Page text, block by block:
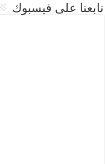
تابعنا على فيسبوك